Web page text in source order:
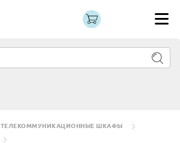
ТЕЛЕКОММУНИКАЦИОННЫЕ ШКАФЫ